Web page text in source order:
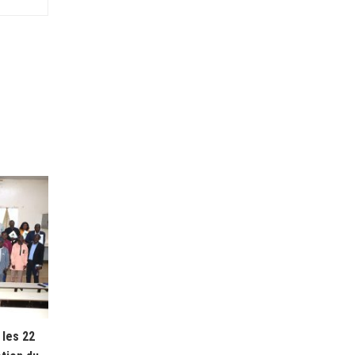
les 22